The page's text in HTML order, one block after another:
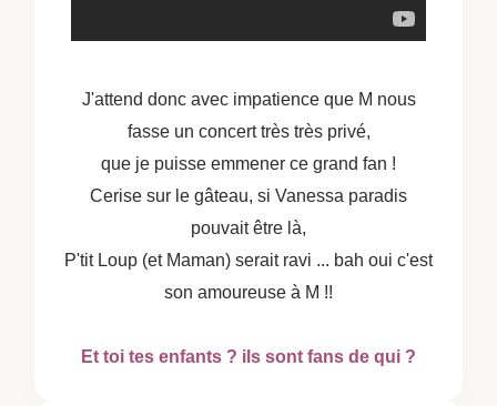
J'attend donc avec impatience que M nous
fasse un concert très très privé,
que je puisse emmener ce grand fan !
Cerise sur le gâteau, si Vanessa paradis
pouvait être là,
P'tit Loup (et Maman) serait ravi ... bah oui c'est
son amoureuse à M !!
Et toi tes enfants ? ils sont fans de qui ?